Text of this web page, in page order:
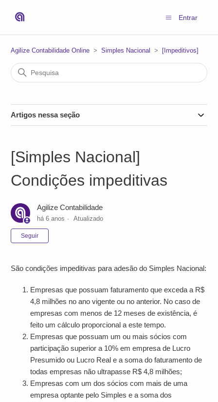
Entrar
Agilize Contabilidade Online Simples Nacional [Impeditivos]
Artigos nessa seção
[Simples Nacional]
Condições impeditivas
Agilize Contabilidade
há 6 anos Atualizado
Seguir
São condições impeditivas para adesão do Simples Nacional:
Empresas que possuam faturamento que exceda a R$
4,8 milhões no ano vigente ou no anterior. No caso de
empresas com menos de 12 meses de existência, é
feito um cálculo proporcional a este tempo.
Empresas que possuam um ou mais sócios com
participação superior a 10% em empresa de Lucro
Presumido ou Lucro Real e a soma do faturamento de
todas empresas não ultrapasse R$ 4,8 milhões;
Empresas com um dos sócios com mais de uma
empresa optante pelo Simples e a soma dos